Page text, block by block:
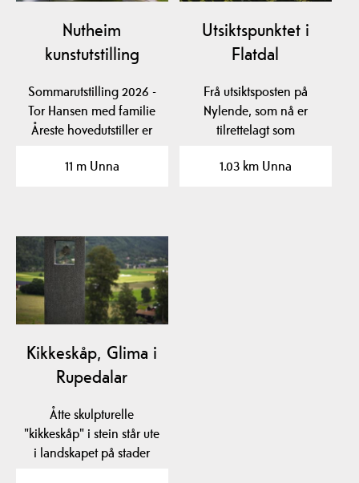
Nutheim
kunstutstilling
Sommarutstilling 2026 -
Tor Hansen med familie
Åreste hovedutstiller er
11 m Unna
Utsiktspunktet i
Flatdal
Frå utsiktsposten på
Nylende, som nå er
tilrettelagt som
ser du…
1.03 km Unna
Kikkeskåp, Glima i
Rupedalar
Åtte skulpturelle
"kikkeskåp" i stein står ute
i landskapet på stader